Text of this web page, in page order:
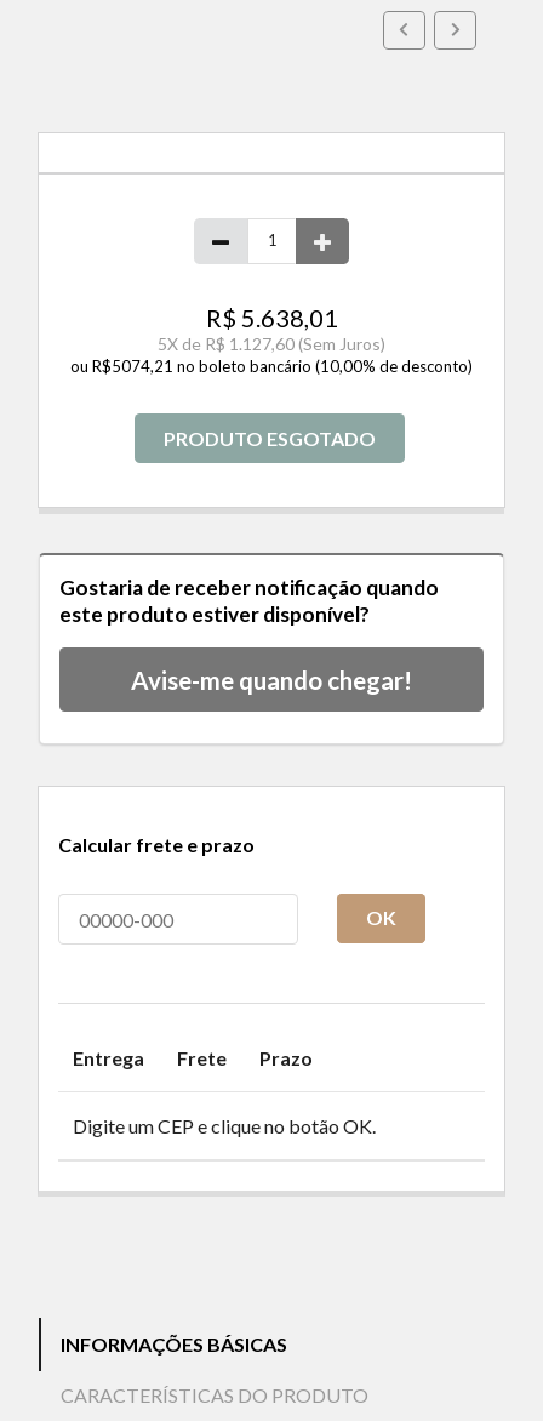
R$ 5.638,01
5X de R$ 1.127,60 (Sem Juros)
ou R$5074,21 no boleto bancário (10,00% de desconto)
PRODUTO ESGOTADO
Gostaria de receber notificação quando
este produto estiver disponível?
Avise-me quando chegar!
Calcular frete e prazo
OK
Entrega Frete Prazo
Digite um CEP e clique no botão OK.
INFORMAÇÕES BÁSICAS
CARACTERÍSTICAS DO PRODUTO